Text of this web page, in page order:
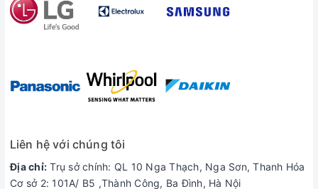
Liên hệ với chúng tôi
Địa chỉ: Trụ sở chính: QL 10 Nga Thạch, Nga Sơn, Thanh Hóa
Cơ sở 2: 101A/ B5 ,Thành Công, Ba Đình, Hà Nội